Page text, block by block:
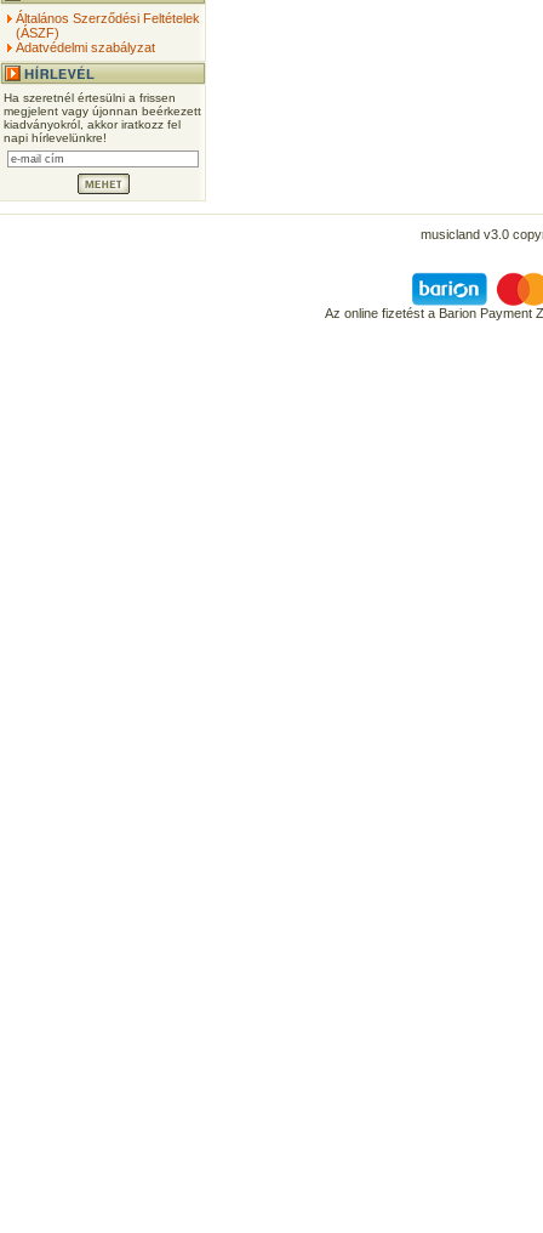
Általános Szerződési Feltételek
(ÁSZF)
Adatvédelmi szabályzat
Ha szeretnél értesülni a frissen
megjelent vagy újonnan beérkezett
kiadványokról, akkor iratkozz fel
napi hírlevelünkre!
musicland v3.0
Az online fizetést a Barion Payment